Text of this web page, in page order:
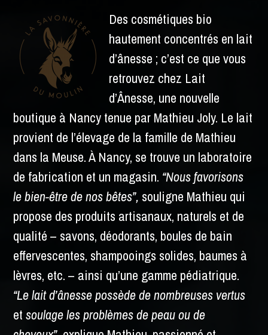
Des cosmétiques bio
hautement concentrés en lait
d’ânesse ; c’est ce que vous
retrouvez chez Lait
d’Ânesse, une nouvelle
boutique à Nancy tenue par Mathieu Joly. Le lait
provient de l’élevage de la famille de Mathieu
dans la Meuse. À Nancy, se trouve un laboratoire
de fabrication et un magasin. “Nous favorisons
le bien-être de nos bêtes”, souligne Mathieu qui
propose des produits artisanaux, naturels et de
qualité – savons, déodorants, boules de bain
effervescentes, shampooings solides, baumes à
lèvres, etc. – ainsi qu’une gamme pédiatrique.
“Le lait d’ânesse possède de nombreuses vertus
etsoulage les problèmes de peau ou de